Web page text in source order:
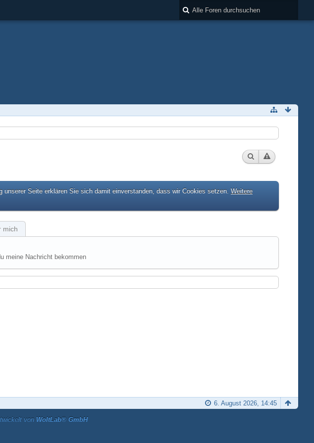
unserer Seite erklären Sie sich damit einverstanden, dass wir Cookies setzen. Weitere
mich
meine Nachricht bekommen
6. August 2026, 14:45
von WoltLab® GmbH